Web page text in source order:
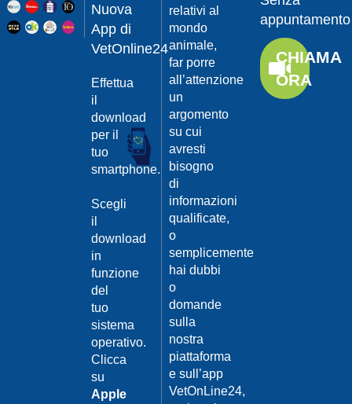
Guarda
il video
da
Dott.
Felici
Nuova
App di
VetOnline24
Effettua
il
download
per il
tuo
smartphone.
Scegli
il
download
in
funzione
del
tuo
sistema
operativo.
Clicca
su
Apple
relativi al
mondo
animale,
far porre
all’attenzione
un
argomento
su cui
avresti
bisogno
di
informazioni
qualificate,
o
semplicemente
hai dubbi
o
domande
sulla
nostra
piattaforma
e sull’app
VetOnLine24,
appuntamento
CHIAMA
ORA